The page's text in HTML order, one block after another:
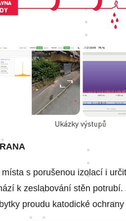
s porušenou izolací i
k zeslabování stěn
proudu katodické